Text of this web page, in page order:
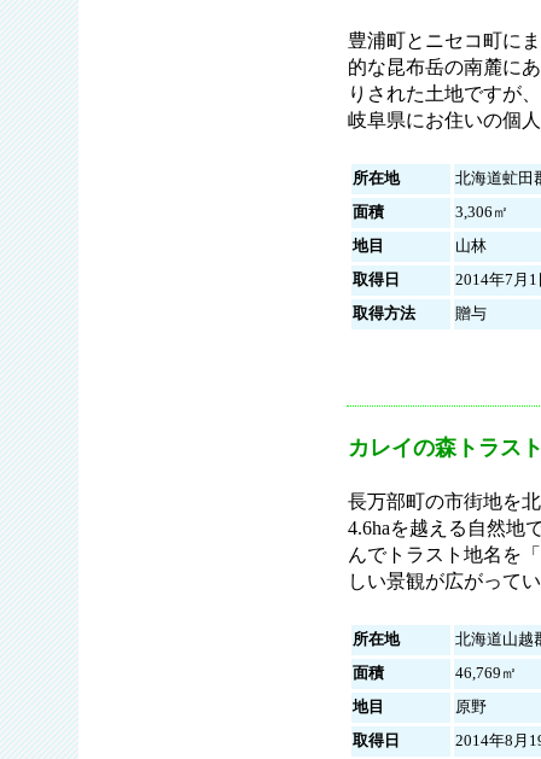
豊浦町とニセコ町に
的な昆布岳の南麓に
りされた土地ですが
岐阜県にお住いの個
所在地
北海道虻田
面積
3,306㎡
地目
山林
取得日
2014年7月1
取得方法
贈与
カレイの森トラス
長万部町の市街地を
4.6haを越える自然地
んでトラスト地名を
しい景観が広がって
所在地
北海道山越
面積
46,769㎡
地目
原野
取得日
2014年8月